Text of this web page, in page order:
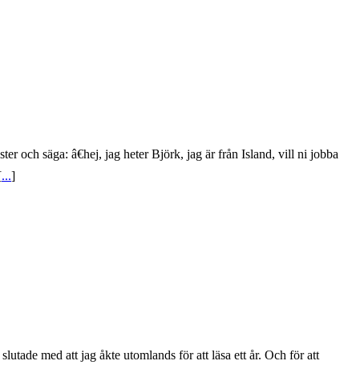
och säga: â€hej, jag heter Björk, jag är från Island, vill ni jobba
...]
med att jag åkte utomlands för att läsa ett år. Och för att